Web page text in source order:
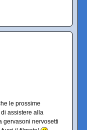
le prossime
assistere alla
gervasoni nervosetti